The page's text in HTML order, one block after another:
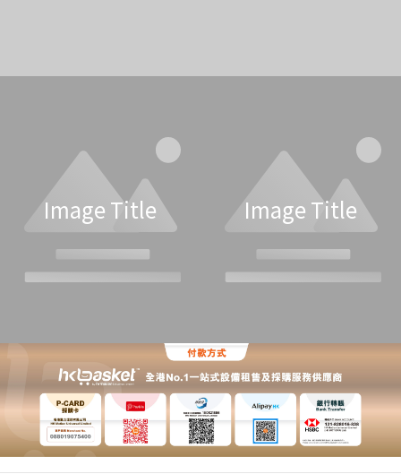
Image Title Image Title